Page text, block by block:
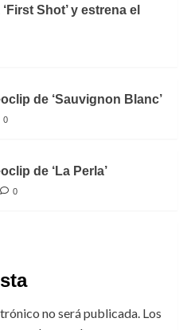
Shot’ y estrena el
de ‘Sauvignon Blanc’
0
de ‘La Perla’
0
no será publicada. Los